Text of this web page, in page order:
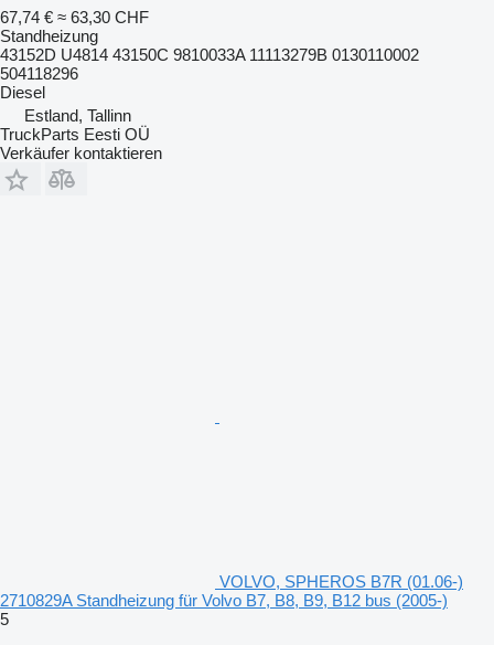
67,74 € ≈ 63,30 CHF
Standheizung
43152D U4814 43150C 9810033A 11113279B 0130110002
504118296
Diesel
Estland, Tallinn
TruckParts Eesti OÜ
Verkäufer kontaktieren
VOLVO, SPHEROS B7R (01.06-)
2710829A Standheizung für Volvo B7, B8, B9, B12 bus (2005-)
5